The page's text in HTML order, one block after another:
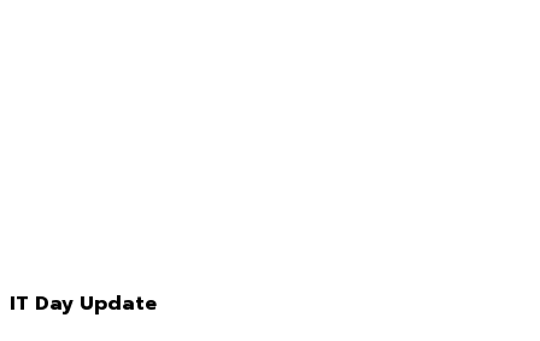
IT Day Update